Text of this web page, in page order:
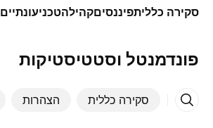
סקירה כלליתפיננסיםקהילהטכניעונתיים
פונדמנטל וסטטיסטיקות
סקירה כללית הצהרות